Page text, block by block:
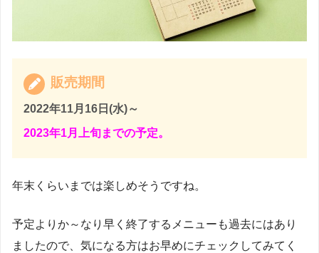
販売期間
2022年11月16日(水)～
2023年1月上旬までの予定。
年末くらいまでは楽しめそうですね。
予定よりか～なり早く終了するメニューも過去にはあり
ましたので、気になる方はお早めにチェックしてみてく